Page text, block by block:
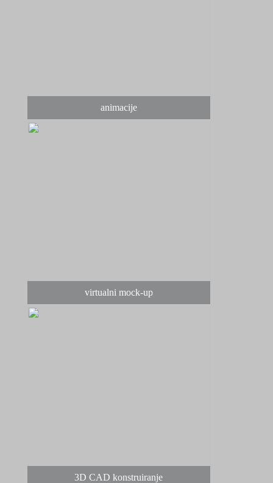
animacije
virtualni mock-up
3D CAD konstruiranje